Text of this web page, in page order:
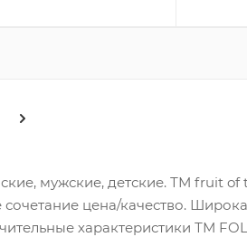
мужские, детские. ТМ fruit
цена/качество.
характеристики ТМ